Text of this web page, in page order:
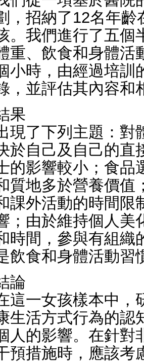
，招納了12名年齡
。我們進行了五個
重、飲食和身體活
小時，由經過培訓
，並評估其內容和
果
現了下列主題：對
於自己及自己的直
的影響較小；食品
質地多於營養價值
課外活動的時間限
；由於維持個人美
時間，參與有組織
飲食和身體活動習
論
這一女孩樣本中，
生活方式行為的認
人的影響。在針對
預措施時，應該考